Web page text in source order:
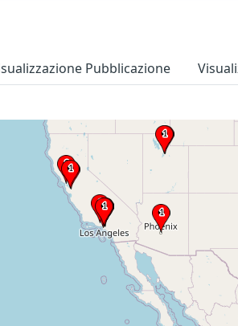
Pubblicazione